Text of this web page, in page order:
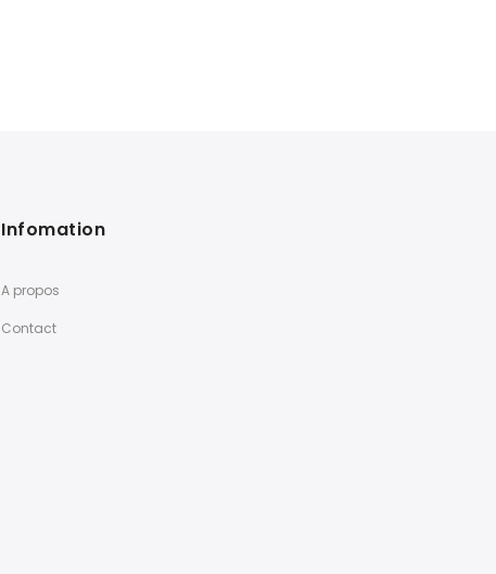
Infomation
A propos
Contact